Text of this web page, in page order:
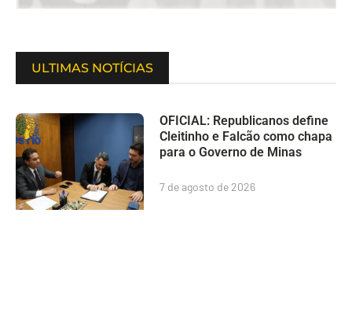
ULTIMAS NOTÍCIAS
OFICIAL: Republicanos define
Cleitinho e Falcão como chapa
para o Governo de Minas
7 de agosto de 2026